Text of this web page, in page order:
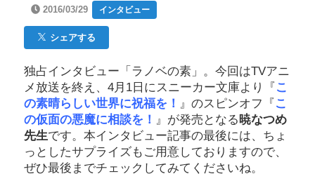
2016/03/29 インタビュー
シェアする
独占インタビュー「ラノベの素」。今回はTVアニ
メ放送を終え、4月1日にスニーカー文庫より『 こ
の素晴らしい世界に祝福を！ 』のスピンオフ『 こ
の仮面の悪魔に相談を！ 』が発売となる暁なつめ
先生です。本インタビュー記事の最後には、ちょ
っとしたサプライズもご用意しておりますので、
ぜひ最後までチェックしてみてくださいね。